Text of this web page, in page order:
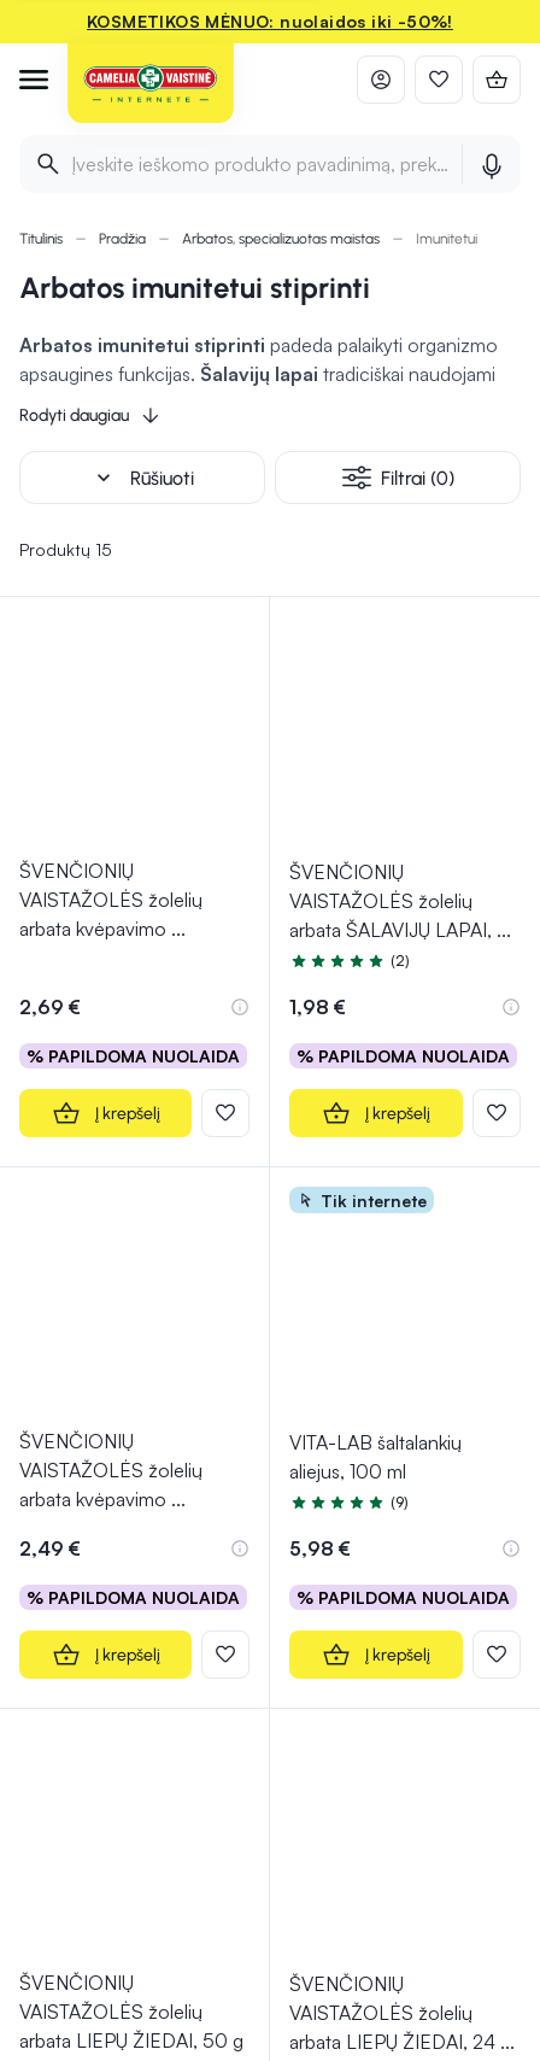
KOSMETIKOS MĖNUO: nuolaidos iki -50%!
Įveskite ieškomo produkto pavadinimą, prekės ženklą ir
Titulinis Pradžia Arbatos, specializuotas maistas Imunitetui
Arbatos imunitetui stiprinti
Arbatos imunitetui stiprinti padeda palaikyti organizmo
apsaugines funkcijas. Šalavijų lapai tradiciškai naudojami
kvėpavimo takų apsaugai ir imuninės sistemos stiprinimui.
Arbata su anyžių vaisiais
kvėpavimo takų būklės gerinimo. Nakčiai skirta arbata su
liepų žiedais, vaistine melisa ir vaistinėmis ramunėmis ramina
sistemai. Arbatos imunitetui stiprinti užtikrina natūralią jūsų
Rodyti daugiau
expand_more Rūšiuoti Filtrai (0)
Produktų 15
ŠVENČIONIŲ
VAISTAŽOLĖS žolelių
arbata kvėpavimo ...
2,69 €
% PAPILDOMA NUOLAIDA
Į krepšelį
ŠVENČIONIŲ
VAISTAŽOLĖS žolelių
arbata ŠALAVIJŲ LAPAI, ...
Įvertinimas 5.0 iš 5
(2)
1,98 €
% PAPILDOMA NUOLAIDA
Į krepšelį
ŠVENČIONIŲ
VAISTAŽOLĖS žolelių
arbata kvėpavimo ...
2,49 €
% PAPILDOMA NUOLAIDA
Į krepšelį
Tik internete
VITA-LAB šaltalankių
aliejus, 100 ml
Įvertinimas 4.6 iš 5
(9)
5,98 €
% PAPILDOMA NUOLAIDA
Į krepšelį
ŠVENČIONIŲ
VAISTAŽOLĖS žolelių
arbata LIEPŲ ŽIEDAI, 50 g
ŠVENČIONIŲ
VAISTAŽOLĖS žolelių
arbata LIEPŲ ŽIEDAI, 24 ...